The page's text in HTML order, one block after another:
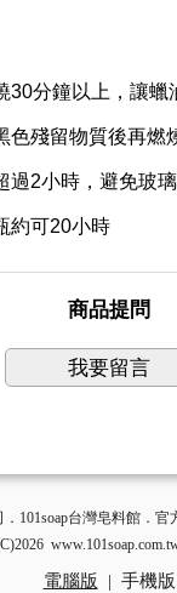
30分鐘以上，讓蠟
色殘留物質後再燃
過2小時，避免玻璃
約可20小時
商品提問
我要留言
101soap台灣皂料館．官
電腦版 | 手機版